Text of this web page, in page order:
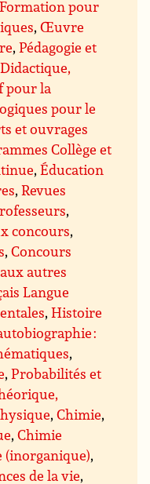
Formation pour
,Œuvre
,Pédagogie et
Didactique,
pour la
pour le
et ouvrages
Collège et
,Éducation
,Revues
,
concours,
,Concours
autres
Langue
,Histoire
:
,
,Probabilités et
,Chimie,
,Chimie
(inorganique),
de la vie,